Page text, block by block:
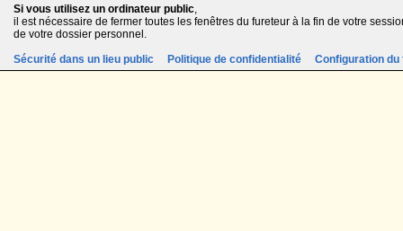
Si vous utilisez un ordinateur public,
il est nécessaire de fermer toutes les fenêtres du fureteur à la fin de votre
de votre dossier personnel.
Sécurité dans un lieu public
Politique de confidentialité Configuration du